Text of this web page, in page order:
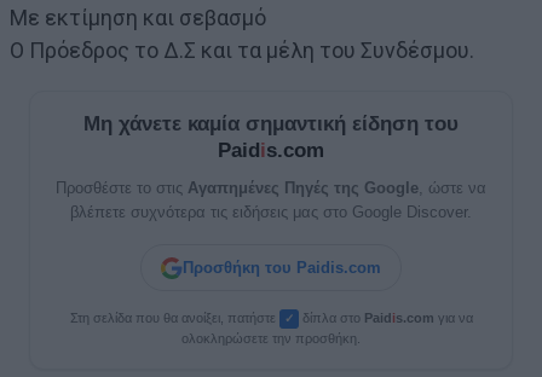
Με εκτίμηση και σεβασμό
Ο Πρόεδρος το Δ.Σ και τα μέλη του Συνδέσμου.
Μη χάνετε καμία σημαντική είδηση του
Paid is.com
Προσθέστε το στις Αγαπημένες Πηγές της Google, ώστε να
βλέπετε συχνότερα τις ειδήσεις μας στο Google Discover.
Προσθήκη του Paidis.com
Στη σελίδα που θα ανοίξει, πατήστε ✓ δίπλα στο Paid is.com για να
ολοκληρώσετε την προσθήκη.